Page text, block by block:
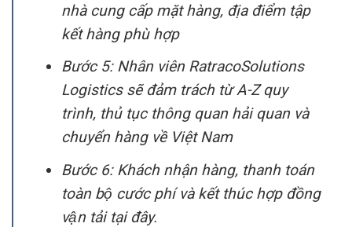
nhà cung cấp mặt hàng, địa điểm tập
kết hàng phù hợp
Bước 5:Nhân viên RatracoSolutions
Logistics sẽ đảm trách từ A-Z quy
trình, thủ tục thông quan hải quan và
chuyển hàng về Việt Nam
Bước 6:Khách nhận hàng, thanh toán
toàn bộ cước phí và kết thúc hợp đồng
vận tải tại đây.